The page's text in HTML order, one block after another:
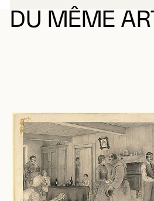
DU MÊME